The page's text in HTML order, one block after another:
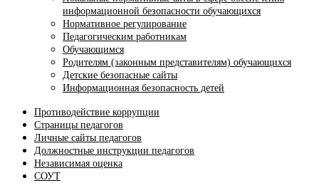
информационной безопасности обучающихся
Нормативное регулирование
Педагогическим работникам
Обучающимся
Родителям (законным представителям) обучающихся
Детские безопасные сайты
Информационная безопасность детей
Противодействие коррупции
Страницы педагогов
Личные сайты педагогов
Должностные инструкции педагогов
Независимая оценка
СОУТ